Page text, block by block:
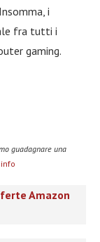
i
fra tutti i
gaming.
guadagnare una
Amazon